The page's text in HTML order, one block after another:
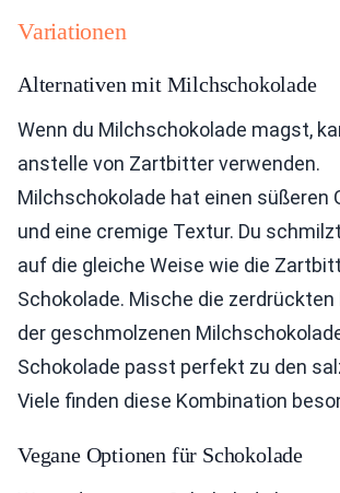
Variationen
Alternativen mit Milchschokolade
Wenn du Milchschokolade magst,
anstelle von Zartbitter verwenden.
Milchschokolade hat einen süßeren
und eine cremige Textur. Du
auf die gleiche Weise wie die
Schokolade. Mische die
der geschmolzenen
Schokolade passt perfekt zu den
Viele finden diese Kombination
Vegane Optionen für Schokolade